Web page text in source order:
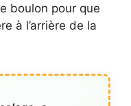
boulon pour que
à l’arrière de la